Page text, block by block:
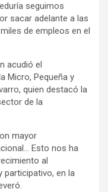
seguimos
sacar adelante a las
de empleos en el
acudió el
Micro, Pequeña y
quien destacó la
de la
mayor
Esto nos ha
al
participativo, en la